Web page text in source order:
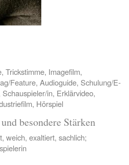
Trickstimme, Imagefilm,
Feature, Audioguide, Schulung/E-
in, Erklärvideo,
Hörspiel
besondere Stärken
weich, exaltiert, sachlich;